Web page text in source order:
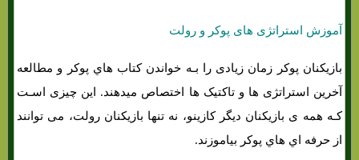
آموزش استراتژی های پوکر و رولت
بازیکنان پوکر زمان زیادی را بـه خواندن کتاب هاي‌ پوکر و مطالعه
آخرین استراتژی ها و تاکتیک ها اختصاص میدهند. این چیزی اسـت
کـه همه ی بازیکنان دیگر کازینو، نه تنها بازیکنان رولت، می توانند
از حرفه اي هاي‌ پوکر بیاموزند.